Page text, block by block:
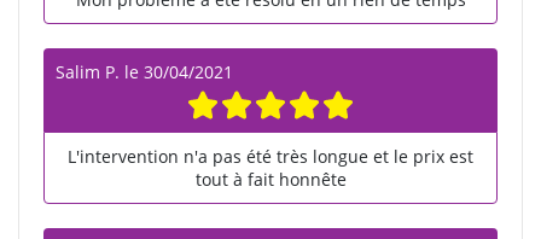
Salim P. le 30/04/2021
L'intervention n'a pas été très longue et le prix est
tout à fait honnête